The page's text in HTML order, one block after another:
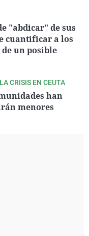
"abdicar" de sus
cuantificar a los
un posible
CRISIS EN CEUTA
han
menores